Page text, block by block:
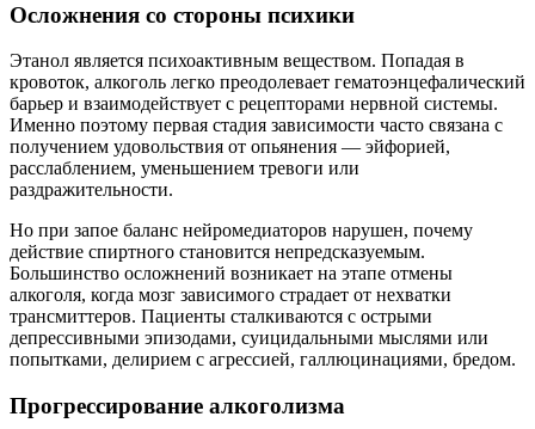
Осложнения со стороны психики
Этанол является психоактивным веществом. Попадая в
кровоток, алкоголь легко преодолевает гематоэнцефалический
барьер и взаимодействует с рецепторами нервной системы.
Именно поэтому первая стадия зависимости часто связана с
получением удовольствия от опьянения — эйфорией,
расслаблением, уменьшением тревоги или
раздражительности.
Но при запое баланс нейромедиаторов нарушен, почему
действие спиртного становится непредсказуемым.
Большинство осложнений возникает на этапе отмены
алкоголя, когда мозг зависимого страдает от нехватки
трансмиттеров. Пациенты сталкиваются с острыми
депрессивными эпизодами, суицидальными мыслями или
попытками, делирием с агрессией, галлюцинациями, бредом.
Прогрессирование алкоголизма